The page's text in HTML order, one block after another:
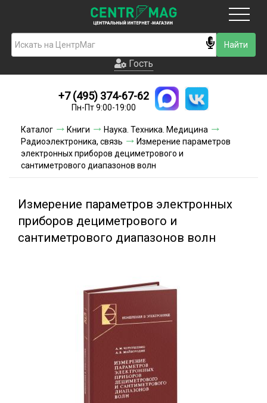
Гость
Новинки
Условия доставки
Условия оплаты
Акции и скидки
Гость
+7 (495) 374-67-62
Пн-Пт 9:00-19:00
Каталог Книги
Наука. Техника. Медицина
Радиоэлектроника, связь
Измерение параметров
электронных приборов дециметрового и
сантиметрового диапазонов волн
Измерение параметров электронных
приборов дециметрового и
сантиметрового диапазонов волн